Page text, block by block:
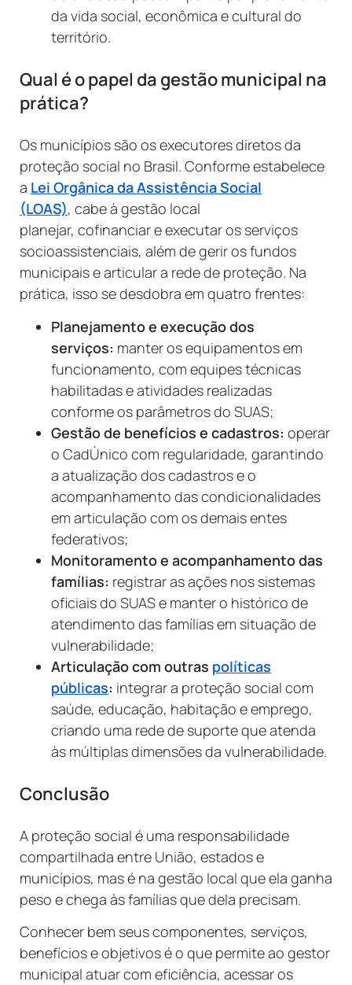
da vida social, econômica e cultural do
território.
Qual é o papel da gestão municipal na
prática?
Os municípios são os executores diretos da
proteção social no Brasil. Conforme estabelece
a Lei Orgânica da Assistência Social
(LOAS), cabe à gestão local
planejar, cofinanciar e executar os serviços
socioassistenciais, além de gerir os fundos
municipais e articular a rede de proteção. Na
prática, isso se desdobra em quatro frentes:
Planejamento e execução dos
serviços: manter os equipamentos em
funcionamento, com equipes técnicas
habilitadas e atividades realizadas
conforme os parâmetros do SUAS;
Gestão de benefícios e cadastros: operar
o CadÚnico com regularidade, garantindo
a atualização dos cadastros e o
acompanhamento das condicionalidades
em articulação com os demais entes
federativos;
Monitoramento e acompanhamento das
famílias: registrar as ações nos sistemas
oficiais do SUAS e manter o histórico de
atendimento das famílias em situação de
vulnerabilidade;
Articulação com outras políticas
públicas: integrar a proteção social com
saúde, educação, habitação e emprego,
criando uma rede de suporte que atenda
às múltiplas dimensões da vulnerabilidade.
Conclusão
A proteção social é uma responsabilidade
compartilhada entre União, estados e
municípios, mas é na gestão local que ela ganha
peso e chega às famílias que dela precisam.
Conhecer bem seus componentes, serviços,
benefícios e objetivos é o que permite ao gestor
municipal atuar com eficiência, acessar os